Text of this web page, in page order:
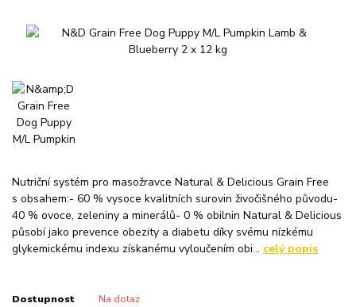
Nutriční systém pro masožravce Natural & Delicious Grain Free
s obsahem:- 60 % vysoce kvalitních surovin živočišného původu-
40 % ovoce, zeleniny a minerálů- 0 % obilnin Natural & Delicious
působí jako prevence obezity a diabetu díky svému nízkému
glykemickému indexu získanému vyloučením obi... celý popis
Dostupnost Na dotaz